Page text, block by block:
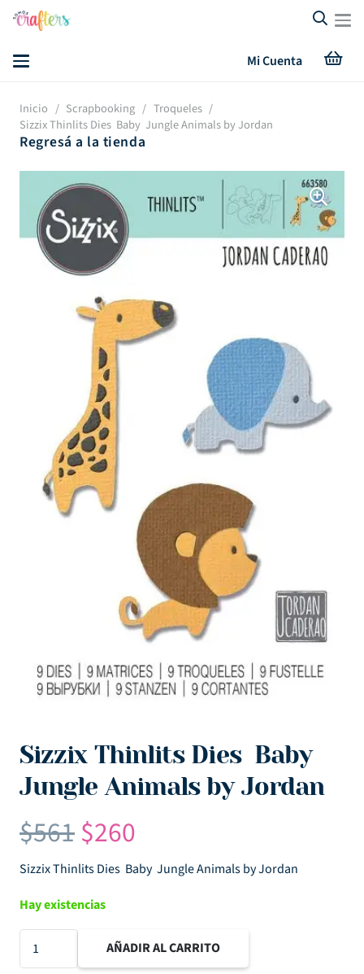
Mi Cuenta
Inicio / Scrapbooking / Troqueles /
Sizzix Thinlits Dies ­ Baby Jungle Animals by Jordan
Regresá a la tienda
Sizzix Thinlits Dies ­ Baby
Jungle Animals by Jordan
$561El
precio
original
era:
$561.
$260
precio
actual
Sizzix Thinlits Dies ­ Baby Jungle Animals by Jordan
Hay existencias
Sizzix Thinlits Dies ­
Baby
AÑADIR AL CARRITO